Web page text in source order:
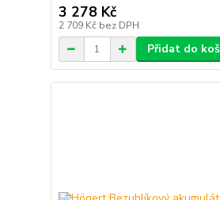
3 278 Kč
2 709 Kč bez DPH
Přidat do